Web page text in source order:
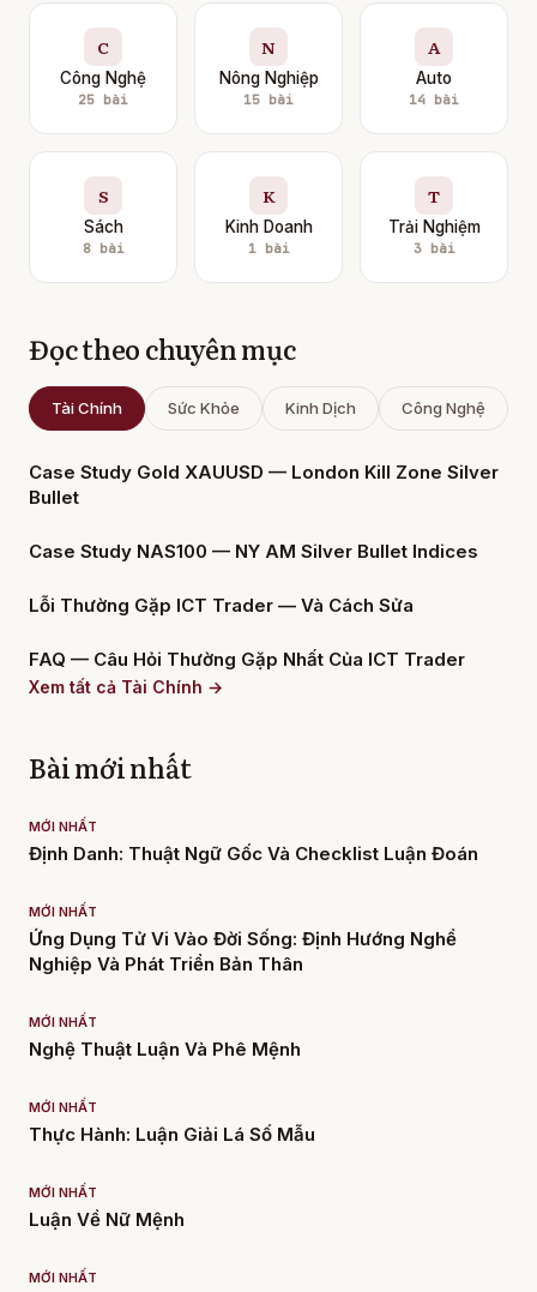
C
Công Nghệ
25 bài
N
Nông Nghiệp
15 bài
A
Auto
14 bài
S
Sách
8 bài
K
Kinh Doanh
1 bài
T
Trải Nghiệm
3 bài
Đọc theo chuyên mục
Tài Chính Sức Khỏe Kinh Dịch Công Nghệ
Case Study Gold XAUUSD — London Kill Zone Silver
Bullet
Case Study NAS100 — NY AM Silver Bullet Indices
Lỗi Thường Gặp ICT Trader — Và Cách Sửa
FAQ — Câu Hỏi Thường Gặp Nhất Của ICT Trader
Xem tất cả Tài Chính →
Bài mới nhất
MỚI NHẤT
Định Danh: Thuật Ngữ Gốc Và Checklist Luận Đoán
MỚI NHẤT
Ứng Dụng Tử Vi Vào Đời Sống: Định Hướng Nghề
Nghiệp Và Phát Triển Bản Thân
MỚI NHẤT
Nghệ Thuật Luận Và Phê Mệnh
MỚI NHẤT
Thực Hành: Luận Giải Lá Số Mẫu
MỚI NHẤT
Luận Về Nữ Mệnh
MỚI NHẤT